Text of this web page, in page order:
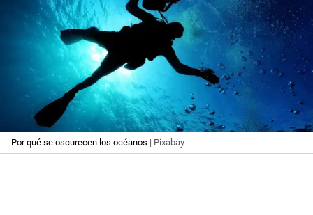
Por qué se oscurecen los océanos | Pixabay